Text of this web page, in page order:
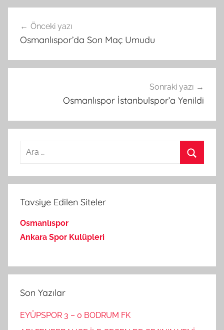
gezinmesi
Önceki yazı
Osmanlıspor’da Son Maç Umudu
Sonraki yazı
Osmanlıspor İstanbulspor’a Yenildi
Arama:
Tavsiye Edilen Siteler
Osmanlıspor
Ankara Spor Kulüpleri
Son Yazılar
EYÜPSPOR 3 – 0 BODRUM FK